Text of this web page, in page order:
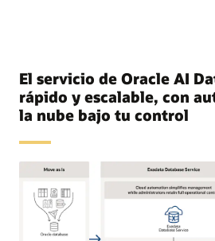
El servicio de Oracle AI
rápido y escalable, con
la nube bajo tu control